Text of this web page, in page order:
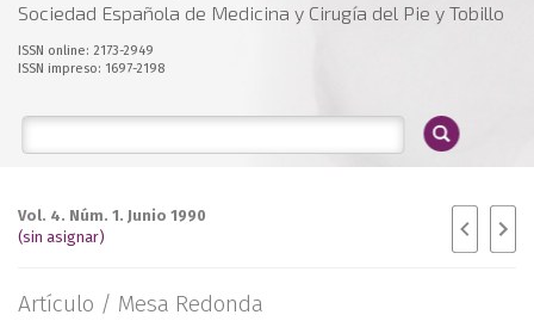
Sociedad Española de Medicina y Cirugía del Pie y Tobillo
ISSN online: 2173-2949
ISSN impreso: 1697-2198
Vol. 4. Núm. 1. Junio 1990
(sin asignar)
Artículo / Mesa Redonda